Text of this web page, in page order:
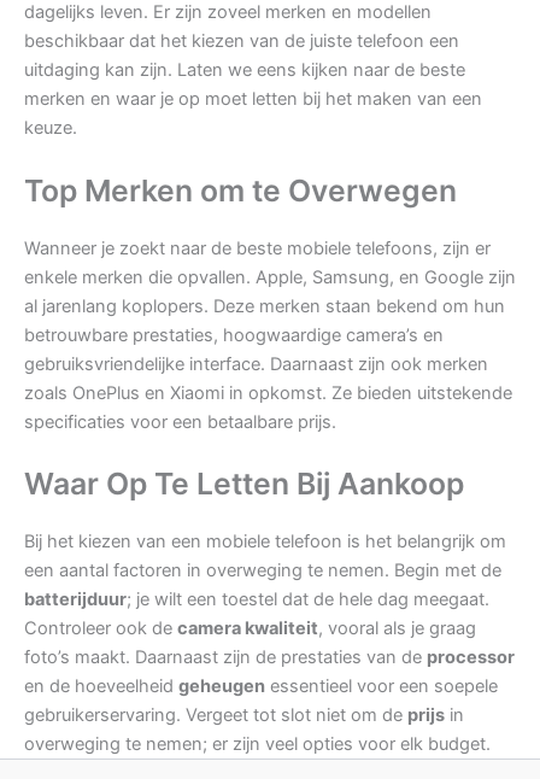
dagelijks leven. Er zijn zoveel merken en modellen
beschikbaar dat het kiezen van de juiste telefoon een
uitdaging kan zijn. Laten we eens kijken naar de beste
merken en waar je op moet letten bij het maken van een
keuze.
Top Merken om te Overwegen
Wanneer je zoekt naar de beste mobiele telefoons, zijn er
enkele merken die opvallen. Apple, Samsung, en Google zijn
al jarenlang koplopers. Deze merken staan bekend om hun
betrouwbare prestaties, hoogwaardige camera’s en
gebruiksvriendelijke interface. Daarnaast zijn ook merken
zoals OnePlus en Xiaomi in opkomst. Ze bieden uitstekende
specificaties voor een betaalbare prijs.
Waar Op Te Letten Bij Aankoop
Bij het kiezen van een mobiele telefoon is het belangrijk om
een aantal factoren in overweging te nemen. Begin met de
batterijduur; je wilt een toestel dat de hele dag meegaat.
Controleer ook de camera kwaliteit, vooral als je graag
foto’s maakt. Daarnaast zijn de prestaties van de processor
en de hoeveelheid geheugen essentieel voor een soepele
gebruikerservaring. Vergeet tot slot niet om de prijs in
overweging te nemen; er zijn veel opties voor elk budget.